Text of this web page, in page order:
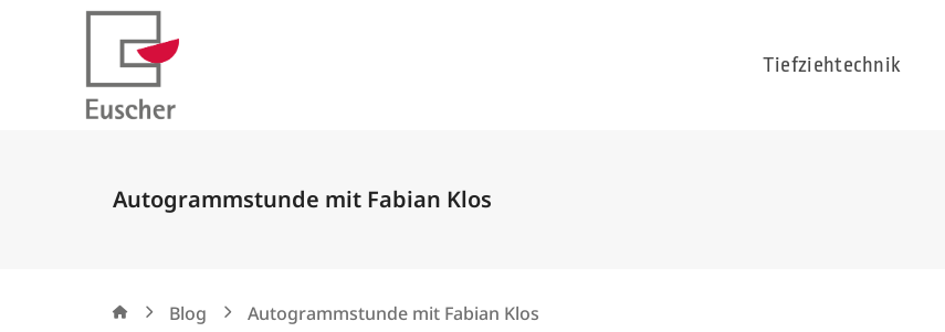
Tiefziehtechnik
Autogrammstunde mit Fabian Klos
Blog Autogrammstunde mit Fabian Klos